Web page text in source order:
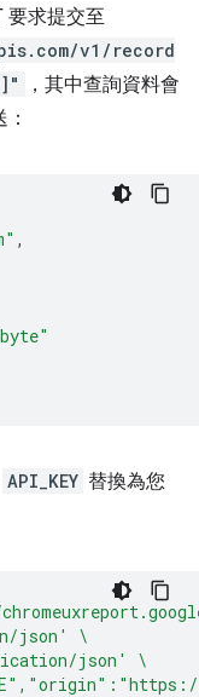
要求提交至
v1/record
，其中查詢資料會
,
API_KEY 替換為您
json'
\
json'
\